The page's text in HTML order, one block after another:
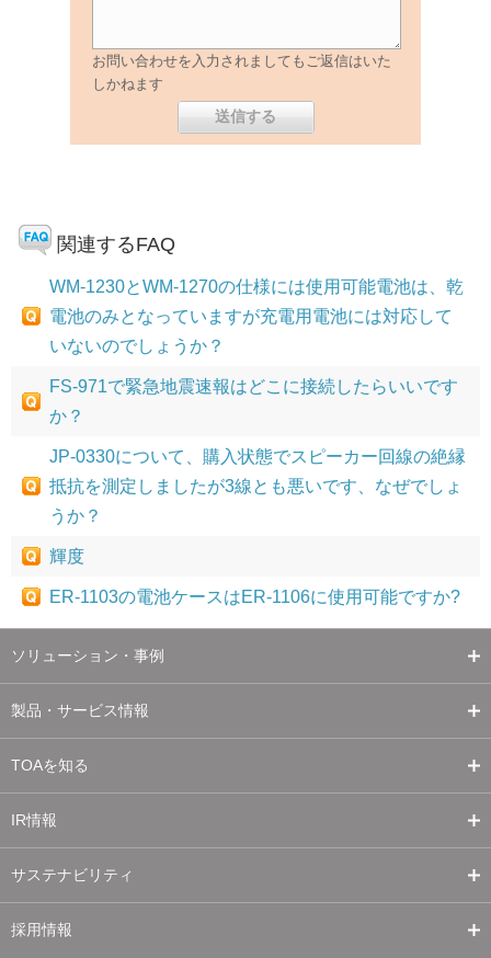
お問い合わせを入力されましてもご返信はいた
しかねます
関連するFAQ
WM-1230とWM-1270の仕様には使用可能電池は、乾
電池のみとなっていますが充電用電池には対応して
いないのでしょうか？
FS-971で緊急地震速報はどこに接続したらいいです
か？
JP-0330について、購入状態でスピーカー回線の絶縁
抵抗を測定しましたが3線とも悪いです、なぜでしょ
うか？
輝度
ER-1103の電池ケースはER-1106に使用可能ですか?
ソリューション・事例
製品・サービス情報
TOAを知る
IR情報
サステナビリティ
採用情報